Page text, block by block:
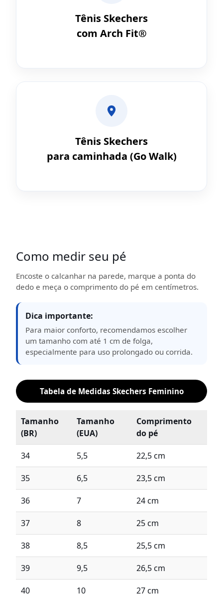
Tênis Skechers
com Arch Fit®
Tênis Skechers
para caminhada (Go Walk)
Como medir seu pé
Encoste o calcanhar na parede, marque a ponta do
dedo e meça o comprimento do pé em centímetros.
Dica importante:
Para maior conforto, recomendamos escolher
um tamanho com até 1 cm de folga,
especialmente para uso prolongado ou corrida.
Tabela de Medidas Skechers Feminino
Tamanho
(BR)
Tamanho
(EUA)
Comprimento
do pé
34 5,5 22,5 cm
35 6,5 23,5 cm
36 7 24 cm
37 8 25 cm
38 8,5 25,5 cm
39 9,5 26,5 cm
40 10 27 cm